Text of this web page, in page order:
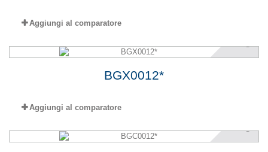
Aggiungi al comparatore
BGX0012*
Aggiungi al comparatore